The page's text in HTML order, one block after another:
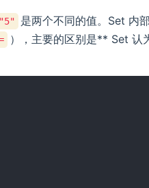
"5"
是两个不同的值。Set 内
），主要的区别是** Set 认